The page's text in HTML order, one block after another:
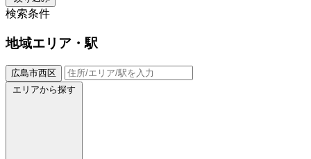
検索条件
地域エリア・駅
広島市西区
エリアから探す